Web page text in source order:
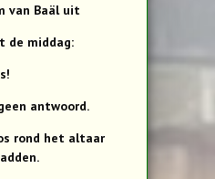
van Baäl uit
de middag:
antwoord.
rond het altaar